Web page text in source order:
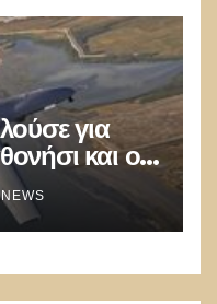
για
και οι
με ΑΦΝΣ